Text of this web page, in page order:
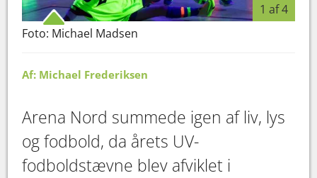
1 af 4
Foto: Michael Madsen
Af: Michael Frederiksen
Arena Nord summede igen af liv, lys
og fodbold, da årets UV-
fodboldstævne blev afviklet i